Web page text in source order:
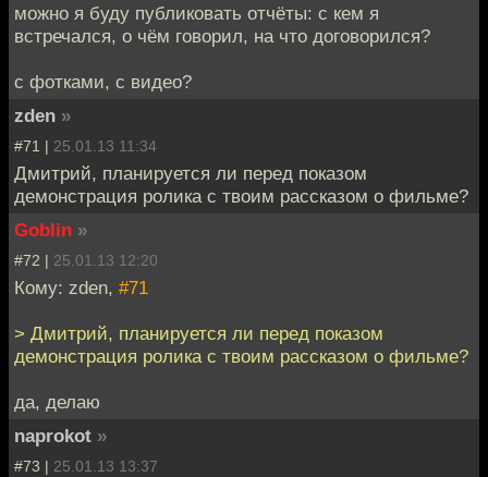
можно я буду публиковать отчёты: с кем я
встречался, о чём говорил, на что договорился?
с фотками, с видео?
zden »
#71 | 25.01.13 11:34
Дмитрий, планируется ли перед показом
демонстрация ролика с твоим рассказом о фильме?
Goblin »
#72 | 25.01.13 12:20
Кому: zden, #71
> Дмитрий, планируется ли перед показом
демонстрация ролика с твоим рассказом о фильме?
да, делаю
naprokot »
#73 | 25.01.13 13:37